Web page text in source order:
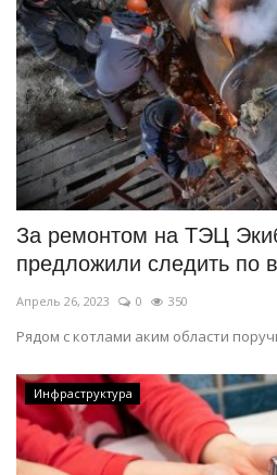
За ремонтом на ТЭЦ
предложили следить по
Апрель 26, 2023 0 350
Рядом с котлами аким области
Инфраструктура